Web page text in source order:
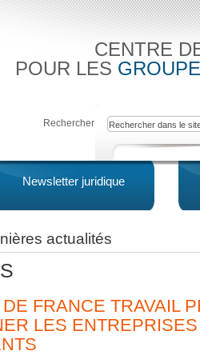
CENTRE
POUR LES
Rechercher
Newsletter juridique
actualités
FRANCE TRAVAIL
LES